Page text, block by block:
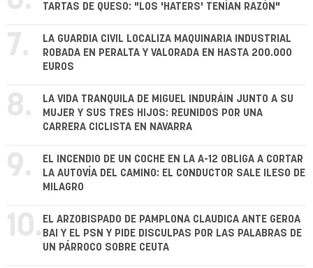
TARTAS DE QUESO: "LOS 'HATERS' TENÍAN RAZÓN"
7.
LA GUARDIA CIVIL LOCALIZA MAQUINARIA INDUSTRIAL
ROBADA EN PERALTA Y VALORADA EN HASTA 200.000
EUROS
8.
LA VIDA TRANQUILA DE MIGUEL INDURÁIN JUNTO A SU
MUJER Y SUS TRES HIJOS: REUNIDOS POR UNA
CARRERA CICLISTA EN NAVARRA
9.
EL INCENDIO DE UN COCHE EN LA A-12 OBLIGA A CORTAR
LA AUTOVÍA DEL CAMINO: EL CONDUCTOR SALE ILESO DE
MILAGRO
10. EL ARZOBISPADO DE PAMPLONA CLAUDICA ANTE GEROA
BAI Y EL PSN Y PIDE DISCULPAS POR LAS PALABRAS DE
UN PÁRROCO SOBRE CEUTA